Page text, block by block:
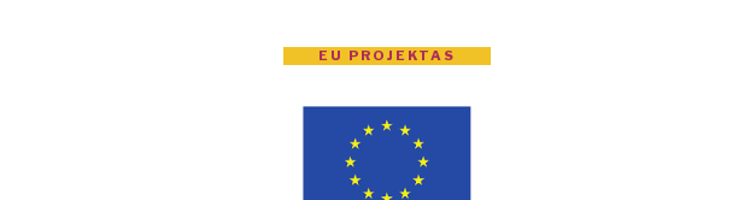
EU PROJEKTAS